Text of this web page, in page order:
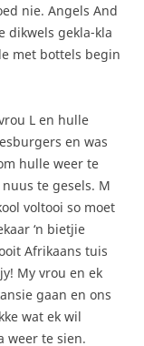
nie. Angels And
dikwels gekla-kla
met bottels begin
L en hulle
en was
hulle weer te
te gesels. M
voltooi so moet
‘n bietjie
Afrikaans tuis
My vrou en ek
gaan en ons
wat ek wil
weer te sien.